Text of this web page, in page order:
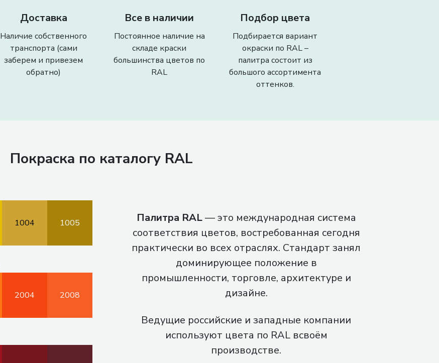
Доставка
Наличие собственного
транспорта (сами
заберем и привезем
обратно)
Все в наличии
Постоянное наличие на
складе краски
большинства цветов по
RAL
Подбор цвета
Подбирается вариант
окраски по RAL –
палитра состоит из
большого ассортимента
оттенков.
Покраска по каталогу RAL
1004 1005
2004 2008
Палитра RAL— это международная система
соответствия цветов, востребованная сегодня
практически во всех отраслях. Стандарт занял
доминирующее положение в
промышленности, торговле, архитектуре и
дизайне.
Ведущие российские и западные компании
используют цвета по RAL всвоём
производстве.